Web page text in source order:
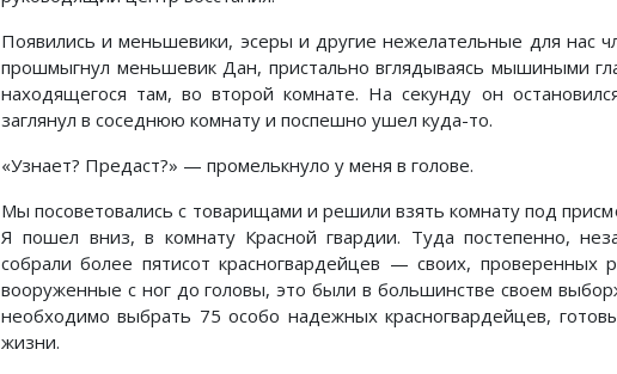
Появились и меньшевики, эсеры и другие нежелательные для нас
прошмыгнул меньшевик Дан, пристально вглядываясь мышиными
находящегося там, во второй комнате. На секунду он
заглянул в соседнюю комнату и поспешно ушел куда-то.
«Узнает? Предаст?» — промелькнуло у меня в голове.
Мы посоветовались с товарищами и решили взять комнату под
Я пошел вниз, в комнату Красной гвардии. Туда постепенно,
собрали более пятисот красногвардейцев — своих, проверенных
вооруженные с ног до головы, это были в большинстве своем
необходимо выбрать 75 особо надежных красногвардейцев,
жизни.